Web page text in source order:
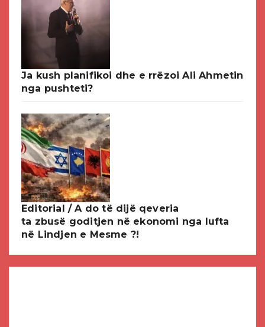
Ja kush planifikoi dhe e rrëzoi Ali Ahmetin
nga pushteti?
Editorial / A do të dijë qeveria
ta zbusë goditjen në ekonomi nga lufta
në Lindjen e Mesme ?!